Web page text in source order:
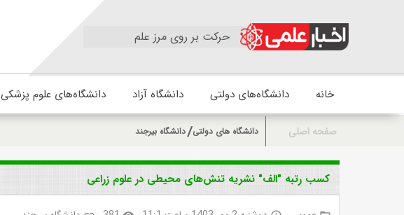
حرکت بر روی مرز علم
خانه دانشگاه‌های دولتی دانشگاه آزاد دانشگاه‌های علوم پزشکی
صفحه اصلی دانشگاه های دولتی دانشگاه بیرجند
کسب رتبه "الف" نشریه تنش‌های محیطی در علوم زراعی